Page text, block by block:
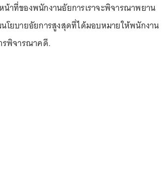
าที่ของพนักงานอัยการเราจะพิจารณาพยาน
โยบายอัยการสูงสุดที่ได้มอบหมายให้พนักงาน
รพิจารณาคดี.